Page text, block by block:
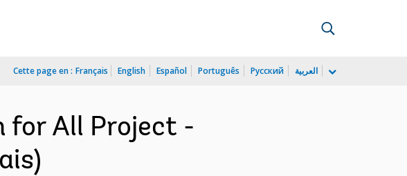
Cette page en : Français English Español Português Русский العربية
for All Project -